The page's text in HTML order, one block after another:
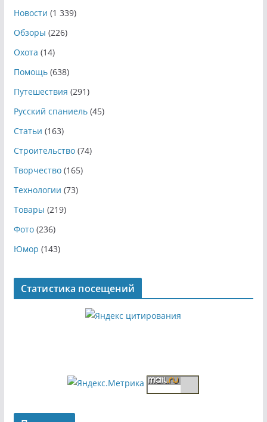
Новости (1 339)
Обзоры (226)
Охота (14)
Помощь(638)
Путешествия (291)
Русский спаниель(45)
Статьи (163)
Строительство(74)
Творчество(165)
Технологии (73)
Товары (219)
Фото(236)
Юмор (143)
Статистика посещений